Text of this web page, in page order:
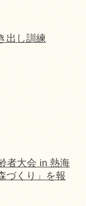
出し訓練
者大会 in 熱海
づくり」を報